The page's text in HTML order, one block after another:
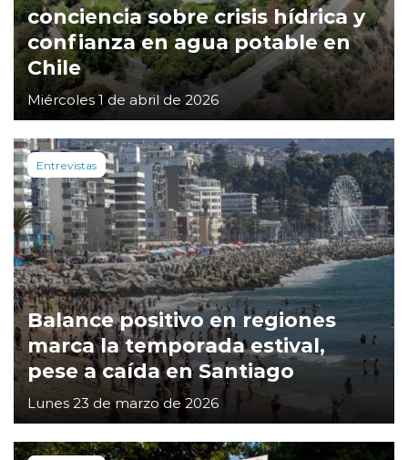
conciencia sobre crisis hídrica y
confianza en agua potable en
Chile
Miércoles 1 de abril de 2026
Entrevistas
Balance positivo en regiones
marca la temporada estival,
pese a caída en Santiago
Lunes 23 de marzo de 2026